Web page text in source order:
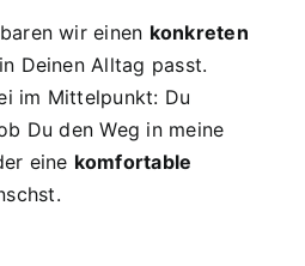
wir einen konkreten
Deinen Alltag passt.
im Mittelpunkt: Du
Du den Weg in meine
eine komfortable